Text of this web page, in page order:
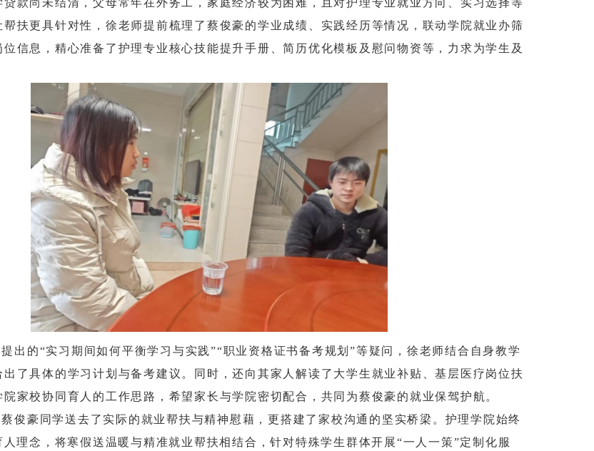
款尚未结清，父母常年在外务工，家庭经济较为困难，且对护理专业就业方向、实习选择等
扶更具针对性，徐老师提前梳理了蔡俊豪的学业成绩、实践经历等情况，联动学院就业办筛
信息，精心准备了护理专业核心技能提升手册、简历优化模板及慰问物资等，力求为学生及
出的“实习期间如何平衡学习与实践”“职业资格证书备考规划”等疑问，徐老师结合自身教学
了具体的学习计划与备考建议。同时，还向其家人解读了大学生就业补贴、基层医疗岗位扶
家校协同育人的工作思路，希望家长与学院密切配合，共同为蔡俊豪的就业保驾护航。
俊豪同学送去了实际的就业帮扶与精神慰藉，更搭建了家校沟通的坚实桥梁。护理学院始终
人理念，将寒假送温暖与精准就业帮扶相结合，针对特殊学生群体开展“一人一策”定制化服